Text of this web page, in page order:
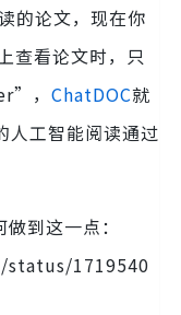
论文，现在你
查看论文时，只
， ChatDOC就
人工智能阅读通过
到这一点：
1719540